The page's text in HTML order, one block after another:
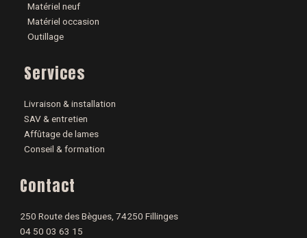
Matériel neuf
Matériel occasion
Outillage
Services
Livraison & installation
SAV & entretien
Affûtage de lames
Conseil & formation
Contact
250 Route des Bègues, 74250 Fillinges
04 50 03 63 15